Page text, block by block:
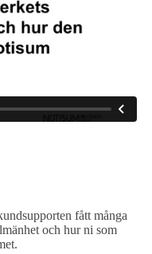
fått många
och hur ni som